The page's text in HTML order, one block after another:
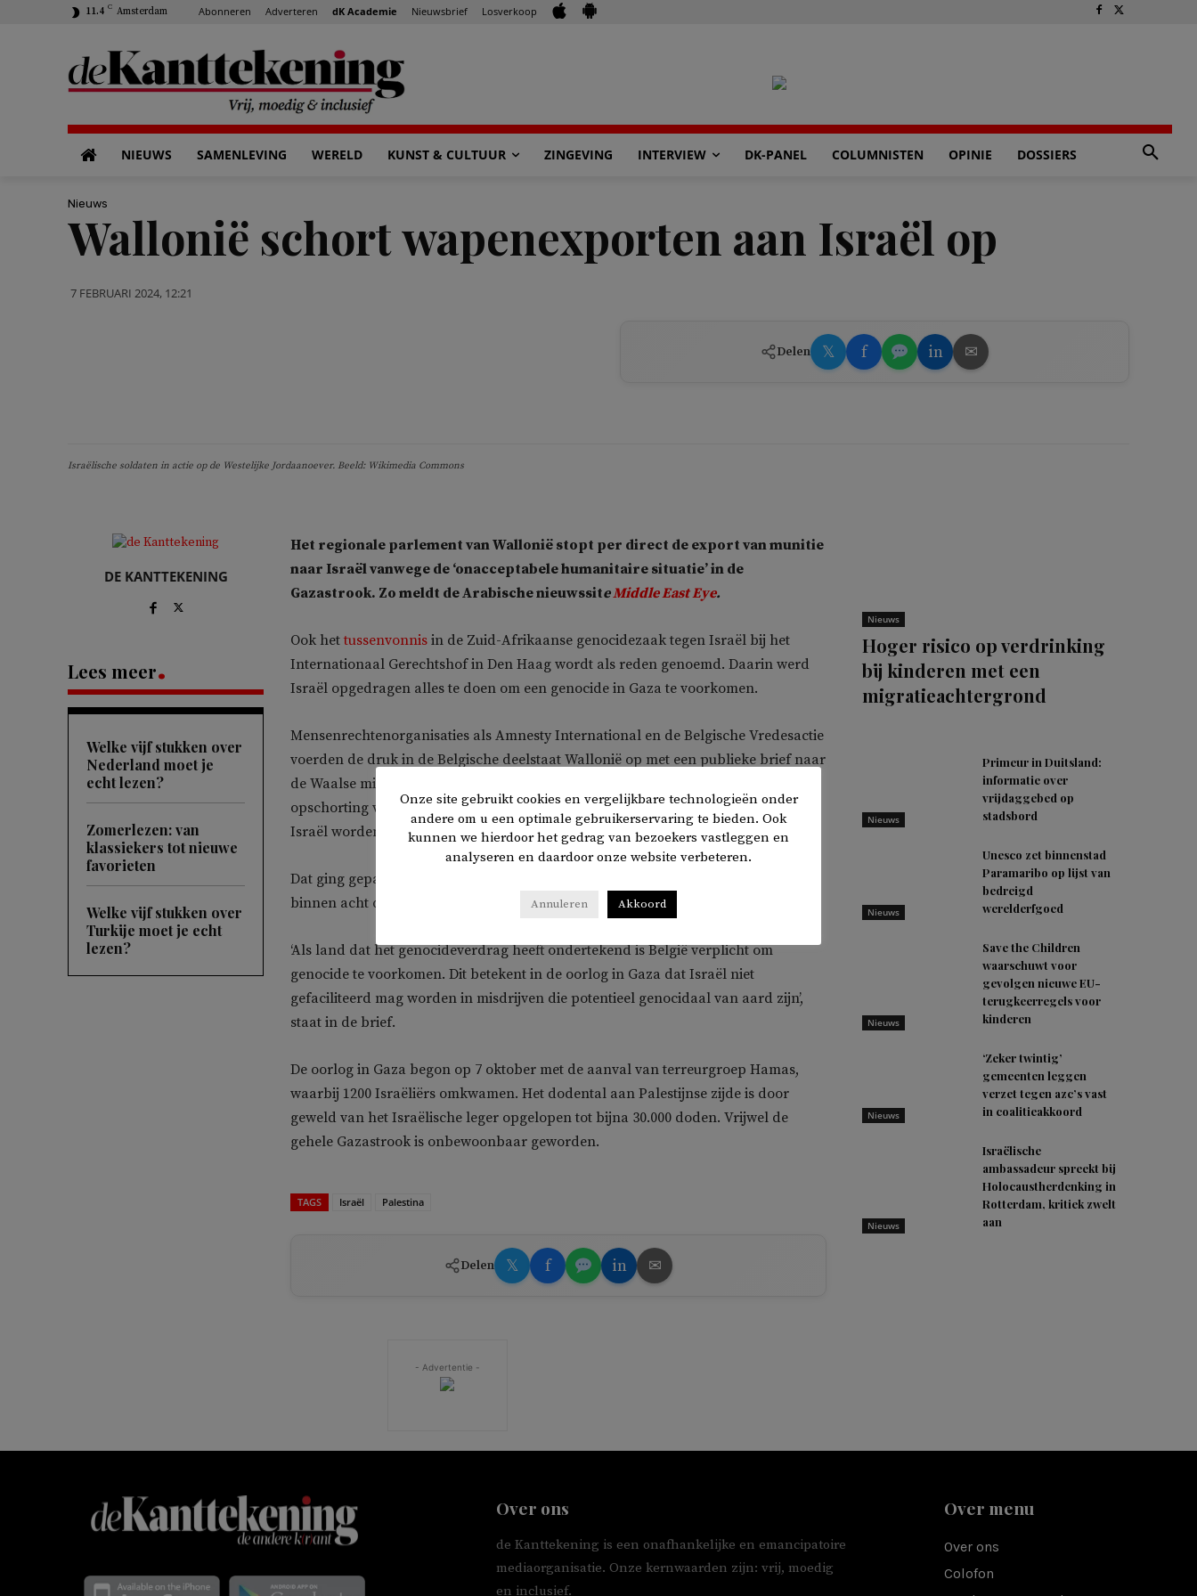
11.4 C Amsterdam Abonneren Adverteren dK Academie Nieuwsbrief Losverkoop
NIEUWS SAMENLEVING WERELD KUNST & CULTUUR ZINGEVING INTERVIEW DK-PANEL COLUMNISTEN OPINIE DOSSIERS
Nieuws
Wallonië schort wapenexporten aan Israël op
7 FEBRUARI 2024, 12:21
Delen 𝕏 f in ✉
Israëlische soldaten in actie op de Westelijke Jordaanoever. Beeld: Wikimedia Commons
DE KANTTEKENING
Lees meer
Welke vijf stukken over
Nederland moet je
echt lezen?
Zomerlezen: van
klassiekers tot nieuwe
favorieten
Welke vijf stukken over
Turkije moet je echt
lezen?
Het regionale parlement van Wallonië stopt per direct de export van munitie
naar Israël vanwege de ‘onacceptabele humanitaire situatie’ in de
Gazastrook. Zo meldt de Arabische nieuwssiteMiddle East Eye.
Ook hettussenvonnis in de Zuid-Afrikaanse genocidezaak tegen Israël bij het
Internationaal Gerechtshof in Den Haag wordt als reden genoemd. Daarin werd
Israël opgedragen alles te doen om een genocide in Gaza te voorkomen.
Mensenrechtenorganisaties als Amnesty International en de Belgische Vredesactie
voerden de druk in de Belgische deelstaat Wallonië op met een publieke brief naar
de Waalse minister-president Elio Di Rupo. Daarin eisten ze de onmiddellijke
opschorting van de export van munitie. De munitie zou vanuit Antwerpen naar
Israël worden verscheept.
Dat ging gepaard met een waarschuwing. Mocht de Walloonse regering niet
binnen acht dagen akkoord gaan, dan zou de rechter ingeschakeld worden.
‘Als land dat het genocideverdrag heeft ondertekend is België verplicht om
genocide te voorkomen. Dit betekent in de oorlog in Gaza dat Israël niet
gefaciliteerd mag worden in misdrijven die potentieel genocidaal van aard zijn’,
staat in de brief.
De oorlog in Gaza begon op 7 oktober met de aanval van terreurgroep Hamas,
waarbij 1200 Israëliërs omkwamen. Het dodental aan Palestijnse zijde is door
geweld van het Israëlische leger opgelopen tot bijna 30.000 doden. Vrijwel de
gehele Gazastrook is onbewoonbaar geworden.
TAGS Israël Palestina
Delen 𝕏 f in ✉
- Advertentie -
Nieuws
Hoger risico op verdrinking
bij kinderen met een
migratieachtergrond
Nieuws
Primeur in Duitsland:
informatie over
vrijdaggebed op
stadsbord
Nieuws
Unesco zet binnenstad
Paramaribo op lijst van
bedreigd
werelderfgoed
Nieuws
Save the Children
waarschuwt voor
gevolgen nieuwe EU-
terugkeerregels voor
kinderen
Nieuws
‘Zeker twintig’
gemeenten leggen
verzet tegen azc’s vast
in coalitieakkoord
Nieuws
Israëlische
ambassadeur spreekt bij
Holocaustherdenking in
Rotterdam, kritiek zwelt
aan
Over ons
de Kanttekening is een onafhankelijke en emancipatoire
mediaorganisatie. Onze kernwaarden zijn: vrij, moedig
en inclusief.
Over menu
Over ons
Colofon
Onze site gebruikt cookies en vergelijkbare technologieën onder
andere om u een optimale gebruikerservaring te bieden. Ook
kunnen we hierdoor het gedrag van bezoekers vastleggen en
analyseren en daardoor onze website verbeteren.
Annuleren Akkoord